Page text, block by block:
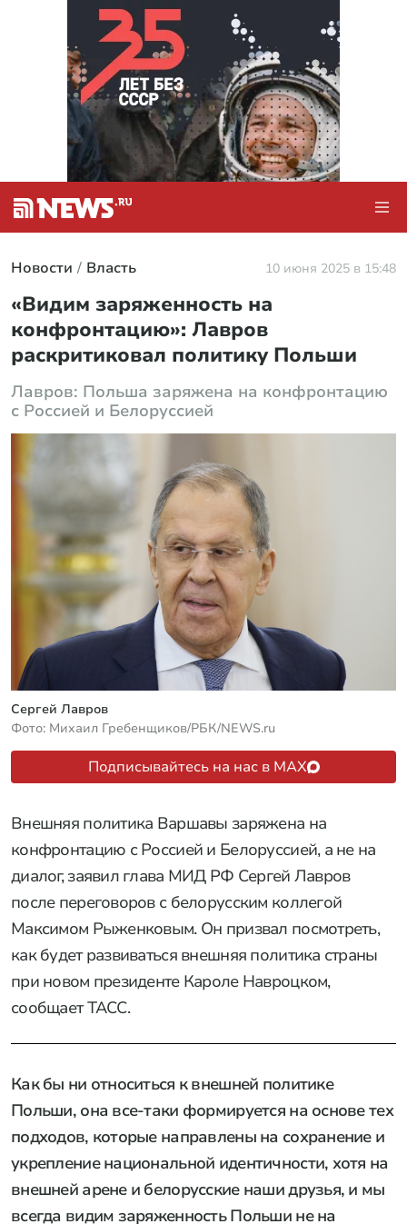
Новости Власть 10 июня 2025 в 15:48
«Видим заряженность на
конфронтацию»: Лавров
раскритиковал политику Польши
Лавров: Польша заряжена на конфронтацию
с Россией и Белоруссией
Сергей Лавров
Фото: Михаил Гребенщиков/РБК/NEWS.ru
Подписывайтесь на нас в MAX
Внешняя политика Варшавы заряжена на
конфронтацию с Россией и Белоруссией, а не на
диалог, заявил глава МИД РФ Сергей Лавров
после переговоров с белорусским коллегой
Максимом Рыженковым. Он призвал посмотреть,
как будет развиваться внешняя политика страны
при новом президенте Кароле Навроцком,
сообщает ТАСС.
Как бы ни относиться к внешней политике
Польши, она все-таки формируется на основе тех
подходов, которые направлены на сохранение и
укрепление национальной идентичности, хотя на
внешней арене и белорусские наши друзья, и мы
всегда видим заряженность Польши не на